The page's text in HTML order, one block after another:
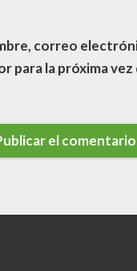
correo
para la próxima vez